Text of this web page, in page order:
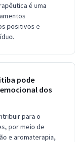
é uma
positivos e
pode
dos
para o
por meio de
e aromaterapia,